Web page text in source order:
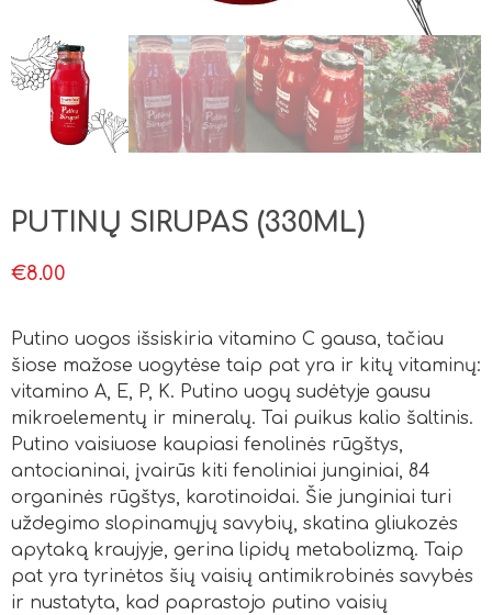
PUTINŲ SIRUPAS (330ML)
€8.00
Putino uogos išsiskiria vitamino C gausa, tačiau
šiose mažose uogytėse taip pat yra ir kitų vitaminų:
vitamino A, E, P, K. Putino uogų sudėtyje gausu
mikroelementų ir mineralų. Tai puikus kalio šaltinis.
Putino vaisiuose kaupiasi fenolinės rūgštys,
antocianinai, įvairūs kiti fenoliniai junginiai, 84
organinės rūgštys, karotinoidai. Šie junginiai turi
uždegimo slopinamųjų savybių, skatina gliukozės
apytaką kraujyje, gerina lipidų metabolizmą. Taip
pat yra tyrinėtos šių vaisių antimikrobinės savybės
ir nustatyta, kad paprastojo putino vaisių